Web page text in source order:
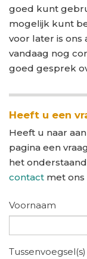
goed kunt
mogelijk kunt
voor later is ons
vandaag nog
goed gesprek
Heeft u een
Heeft u naar
pagina een
het
contact met ons
Voornaam
Tussenvoegsel(s)